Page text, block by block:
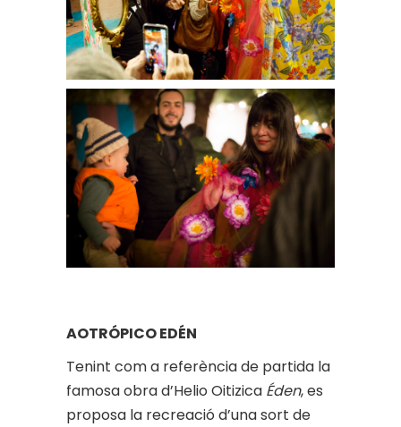
AOTRÓPICO EDÉN
Tenint com a referència de partida la
famosa obra d’Helio Oitizica Éden, es
proposa la recreació d’una sort de